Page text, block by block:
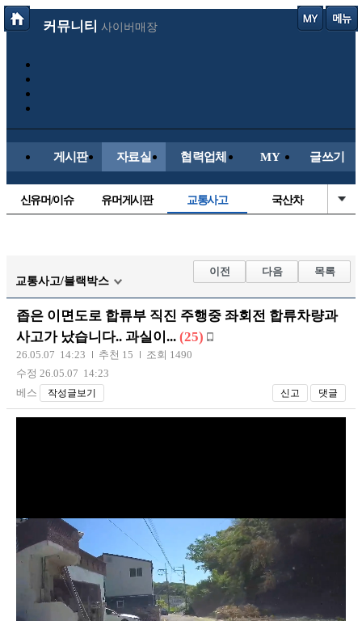
커뮤니티 사이버매장
게시판 자료실 협력업체 MY 글쓰기
신유머/이슈 유머게시판 교통사고 국산차
자유사진 군사/무기
트럭/버스 항공/해운/철도
장착시공사진
교통사고/블랙박스
이전 다음 목록
좁은 이면도로 합류부 직진 주행중 좌회전 합류차량과
사고가 났습니다.. 과실이... (25)
26.05.07 14:23 추천 15
조회 1490
수정 26.05.07 14:23
베스
작성글보기 신고 댓글